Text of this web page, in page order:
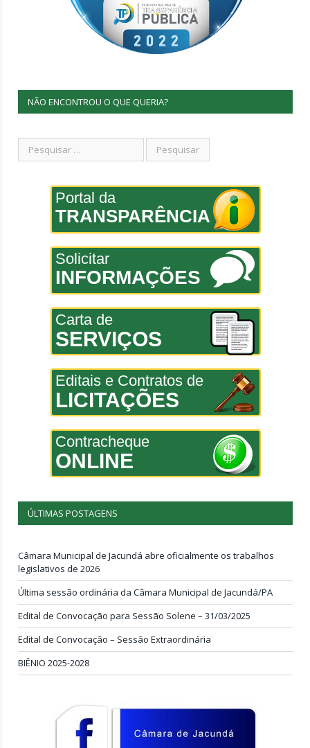
NÃO ENCONTROU O QUE QUERIA?
Portal da
TRANSPARÊNCIA
Solicitar
INFORMAÇÕES
Carta de
SERVIÇOS
Editais e Contratos de
LICITAÇÕES
Contracheque
ONLINE
ÚLTIMAS POSTAGENS
Câmara Municipal de Jacundá abre oficialmente os trabalhos
legislativos de 2026
Última sessão ordinária da Câmara Municipal de Jacundá/PA
Edital de Convocação para Sessão Solene – 31/03/2025
Edital de Convocação – Sessão Extraordinária
BIÊNIO 2025-2028